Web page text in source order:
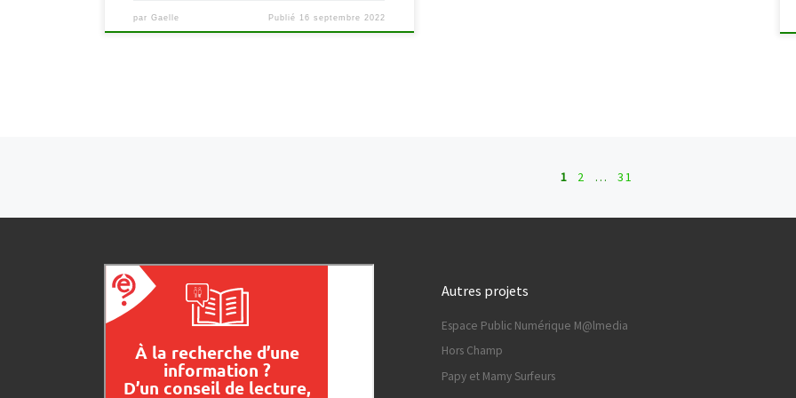
parGaelle Publié 16 septembre 2022
1 2 … 31
Autres projets
Espace Public Numérique M@lmedia
Hors Champ
Papy et Mamy Surfeurs